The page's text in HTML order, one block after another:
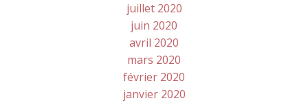
juillet 2020
juin 2020
avril 2020
mars 2020
février 2020
janvier 2020